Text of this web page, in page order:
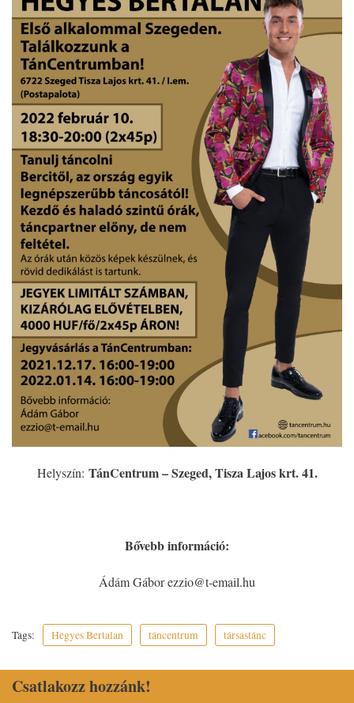
Helyszín: TánCentrum – Szeged, Tisza Lajos krt. 41.
Bővebb információ:
Ádám Gábor ezzio@t-email.hu
Tags: Hegyes Bertalan táncentrum társastánc
Csatlakozz hozzánk!